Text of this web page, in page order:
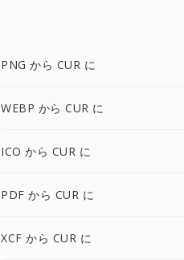
PNG から CUR に
WEBP から CUR に
ICO から CUR に
PDF から CUR に
XCF から CUR に